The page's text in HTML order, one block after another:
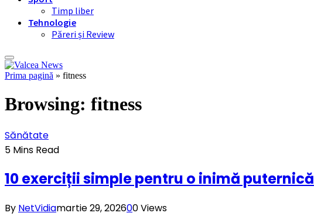
Timp liber
Tehnologie
Păreri și Review
Prima pagină » fitness
Browsing: fitness
Sănătate
5 Mins Read
10 exerciții simple pentru o inimă puternică
By NetVidiamartie 29, 202600Views